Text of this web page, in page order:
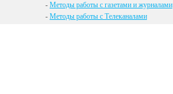
- Методы работы с газетами и журналами
- Методы работы с Телеканалами